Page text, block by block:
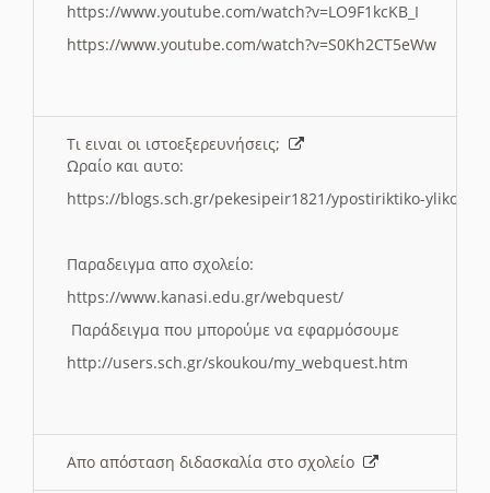
https://www.youtube.com/watch?v=LO9F1kcKB_I
https://www.youtube.com/watch?v=S0Kh2CT5eWw
Τι ειναι οι ιστοεξερευνήσεις;
Ωραίο και αυτο:
https://blogs.sch.gr/pekesipeir1821/ypostiriktiko-yliko/
Παραδειγμα απο σχολείο:
https://www.kanasi.edu.gr/webquest/
Παράδειγμα που μπορούμε να εφαρμόσουμε
http://users.sch.gr/skoukou/my_webquest.htm
Απο απόσταση διδασκαλία στο σχολείο